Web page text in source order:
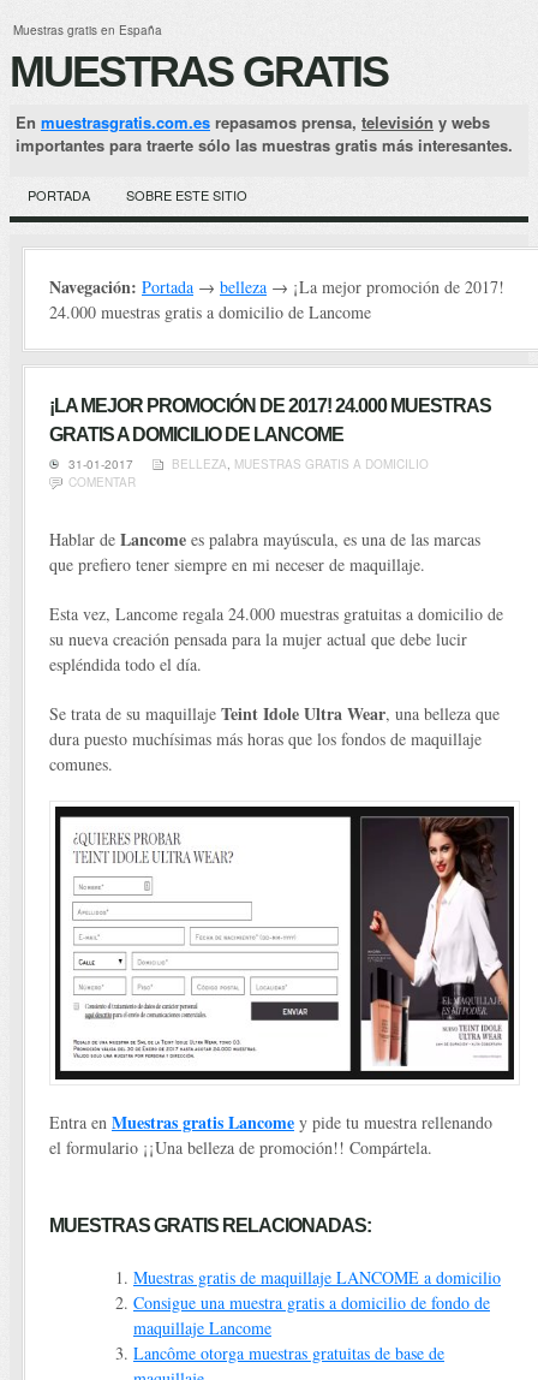
Muestras gratis en España
MUESTRAS GRATIS
En muestrasgratis.com.es repasamos prensa, televisión y webs
importantes para traerte sólo las muestras gratis más interesantes.
PORTADA SOBRE ESTE SITIO
Navegación: Portada → belleza → ¡La mejor promoción de 2017!
24.000 muestras gratis a domicilio de Lancome
¡LA MEJOR PROMOCIÓN DE 2017! 24.000 MUESTRAS
GRATIS A DOMICILIO DE LANCOME
31-01-2017 BELLEZA, MUESTRAS GRATIS A DOMICILIO
COMENTAR
Hablar de Lancome es palabra mayúscula, es una de las marcas
que prefiero tener siempre en mi neceser de maquillaje.
Esta vez, Lancome regala 24.000 muestras gratuitas a domicilio de
su nueva creación pensada para la mujer actual que debe lucir
espléndida todo el día.
Se trata de su maquillaje Teint Idole Ultra Wear, una belleza que
dura puesto muchísimas más horas que los fondos de maquillaje
comunes.
Entra en Muestras gratis Lancome y pide tu muestra rellenando
el formulario ¡¡Una belleza de promoción!! Compártela.
MUESTRAS GRATIS RELACIONADAS:
Muestras gratis de maquillaje LANCOME a domicilio
Consigue una muestra gratis a domicilio de fondo de
maquillaje Lancome
Lancôme otorga muestras gratuitas de base de